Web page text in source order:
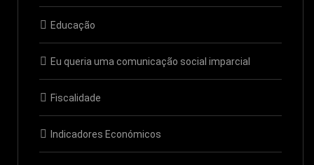
Educação
Eu queria uma comunicação social imparcial
Fiscalidade
Indicadores Económicos